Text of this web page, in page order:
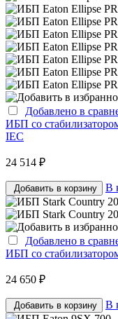
Добавлено в
ИБП со
IEC
24 514 ₽
Добавить в корзину В
Добавлено в
ИБП со
24 650 ₽
Добавить в корзину В